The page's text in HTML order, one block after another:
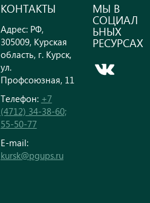
КОНТАКТЫ
Адрес: РФ,
305009, Курская
область, г. Курск,
ул.
Профсоюзная, 11
Телефон: +7
(4712) 34-38-60;
55-50-77
E-mail:
kursk@pgups.ru
МЫ В
СОЦИАЛ
ЬНЫХ
РЕСУРСАХ